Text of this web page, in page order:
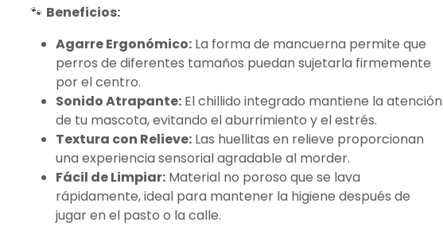
🐾 Beneficios:
Agarre Ergonómico:La forma de mancuerna permite que
perros de diferentes tamaños puedan sujetarla firmemente
por el centro.
Sonido Atrapante:El chillido integrado mantiene la atención
de tu mascota, evitando el aburrimiento y el estrés.
Textura con Relieve:Las huellitas en relieve proporcionan
una experiencia sensorial agradable al morder.
Fácil de Limpiar:Material no poroso que se lava
rápidamente, ideal para mantener la higiene después de
jugar en el pasto o la calle.